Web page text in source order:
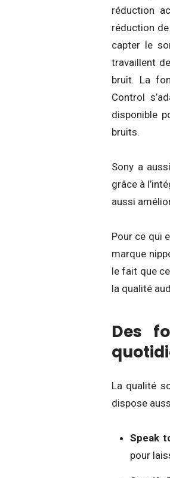
réduction
réduction
capter le
travaillent
bruit. La
Control
disponible
bruits.
Sony a
grâce à
aussi
Pour ce qui
marque
le fait que
la qualité
Des
La qualité
dispose
Speak
pour